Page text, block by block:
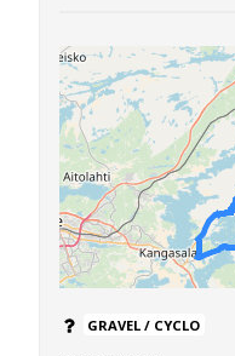
GRAVEL / CYCLO